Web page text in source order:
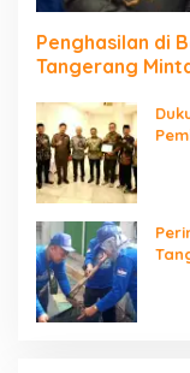
Penghasilan di
Tangerang